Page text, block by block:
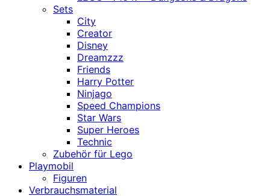
Sets
City
Creator
Disney
Dreamzzz
Friends
Harry Potter
Ninjago
Speed Champions
Star Wars
Super Heroes
Technic
Zubehör für Lego
Playmobil
Figuren
Verbrauchsmaterial